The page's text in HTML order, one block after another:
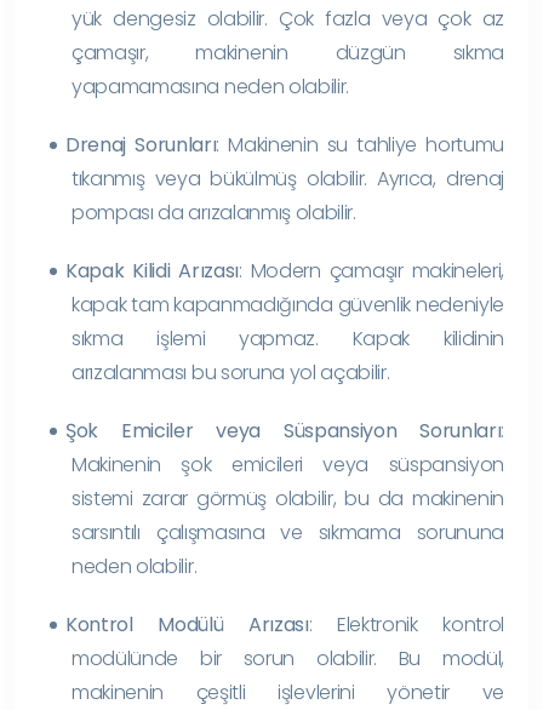
yük dengesiz olabilir. Çok fazla veya çok az
çamaşır, makinenin düzgün sıkma
yapamamasına neden olabilir.
Drenaj Sorunları: Makinenin su tahliye hortumu
tıkanmış veya bükülmüş olabilir. Ayrıca, drenaj
pompası da arızalanmış olabilir.
Kapak Kilidi Arızası: Modern çamaşır makineleri,
kapak tam kapanmadığında güvenlik nedeniyle
sıkma işlemi yapmaz. Kapak kilidinin
arızalanması bu soruna yol açabilir.
Şok Emiciler veya Süspansiyon Sorunları:
Makinenin şok emicileri veya süspansiyon
sistemi zarar görmüş olabilir, bu da makinenin
sarsıntılı çalışmasına ve sıkmama sorununa
neden olabilir.
Kontrol Modülü Arızası: Elektronik kontrol
modülünde bir sorun olabilir. Bu modül,
makinenin çeşitli işlevlerini yönetir ve